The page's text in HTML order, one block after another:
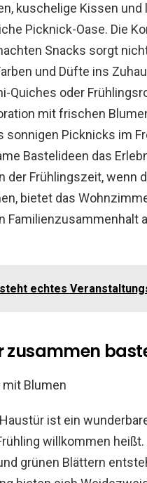
kuschelige Kissen und
Picknick-Oase. Die
Snacks sorgt
und Düfte ins
Quiches oder
mit frischen
Picknicks im
Bastelideen das
der Frühlingszeit, wenn
bietet das
Familienzusammenhalt
echtes
zusammen
ist ein
willkommen
grünen Blättern